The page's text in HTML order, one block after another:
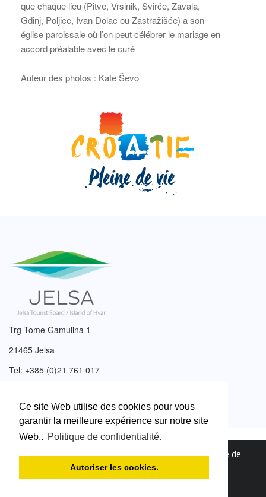
Ce site Web utilise des cookies pour vous
garantir la meilleure expérience sur notre site
Web.. Politique de confidentialité.
Autoriser les cookies.
que chaque lieu (Pitve, Vrsinik, Svirče, Zavala,
Gdinj, Poljice, Ivan Dolac ou Zastražišće) a son
église paroissale où l’on peut célébrer le mariage en
accord préalable avec le curé
Auteur des photos : Kate Ševo
Trg Tome Gamulina 1
21465 Jelsa
Tel: +385 (0)21 761 017
2003. – 2026. © Office de tourisme de Jelsa.Politique de
confidentialité